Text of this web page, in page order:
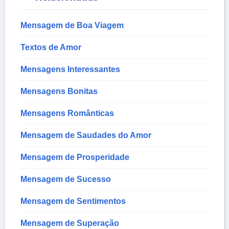
Mensagem de Boa Viagem
Textos de Amor
Mensagens Interessantes
Mensagens Bonitas
Mensagens Românticas
Mensagem de Saudades do Amor
Mensagem de Prosperidade
Mensagem de Sucesso
Mensagem de Sentimentos
Mensagem de Superação